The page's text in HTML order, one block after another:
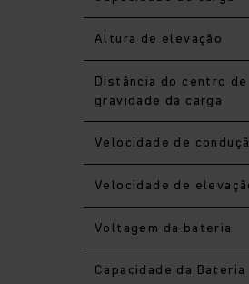
Altura de elevação
Distância do centro de
gravidade da carga
Velocidade de
Velocidade de
Voltagem da bateria
Capacidade da Bateria